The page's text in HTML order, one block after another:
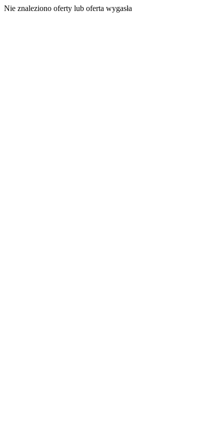
Nie znaleziono oferty lub oferta wygasła